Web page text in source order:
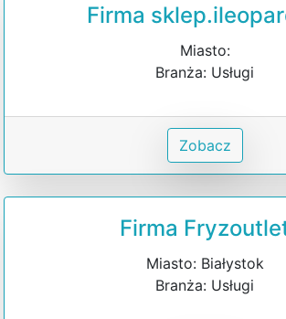
Firma
Miasto:
Branża: Usługi
Zobacz
Firma
Miasto: Białystok
Branża: Usługi